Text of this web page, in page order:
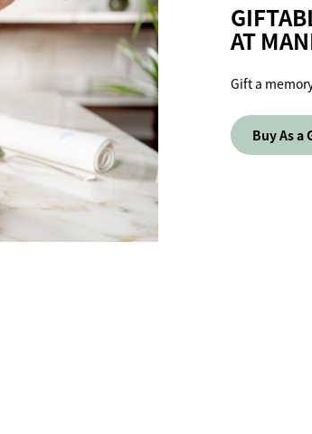
AT
Gift a
Buy As a